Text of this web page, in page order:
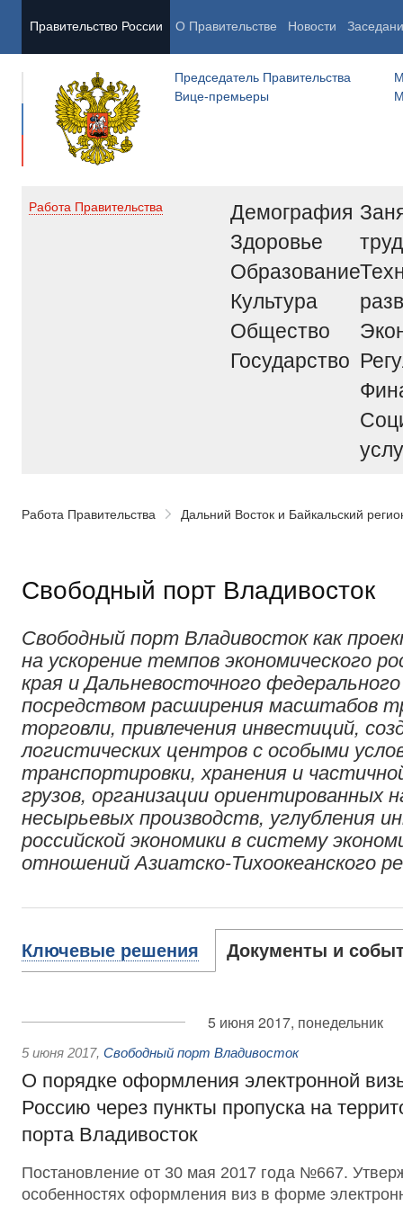
Правительство России О Правительстве Новости
Председатель Правительства
Вице-премьеры
Работа Правительства
Демография
Здоровье
Образование
Культура
Общество
Государство
труд
Работа Правительства Дальний Восток и Байкальский
Свободный порт Владивосток
Свободный порт Владивосток как
на ускорение темпов экономического
края и Дальневосточного
посредством расширения масштабов
торговли, привлечения инвестиций,
логистических центров с особыми
транспортировки, хранения и
грузов, организации ориентированных
несырьевых производств, углубления
российской экономики в систему
отношений Азиатско-Тихоокеанского
Ключевые решения Документы и
5 июня 2017, понедельник
5 июня 2017, Свободный порт Владивосток
О порядке оформления электронной
Россию через пункты пропуска на
порта Владивосток
Постановление от 30 мая 2017 года №667.
особенностях оформления виз в форме